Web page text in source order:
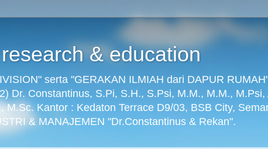
& education
serta "GERAKAN ILMIAH dari DAPUR
Dr. Constantinus, S.Pi, S.H., S.Psi, M.M., M.M.,
M.Sc. Kantor : Kedaton Terrace D9/03, BSB City,
& MANAJEMEN "Dr.Constantinus & Rekan".